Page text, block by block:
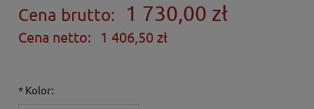
Cena brutto: 1 730,00 zł
Cena netto: 1 406,50 zł
* Kolor: